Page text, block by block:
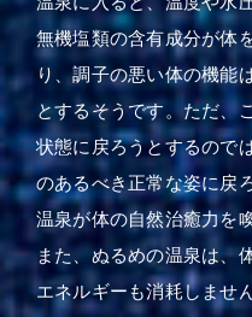
無機塩類の含有成分が体
り、調子の悪い体の機能
とするそうです。ただ、
状態に戻ろうとするので
のあるべき正常な姿に戻
温泉が体の自然治癒力を
また、ぬるめの温泉は、
エネルギーも消耗しませ